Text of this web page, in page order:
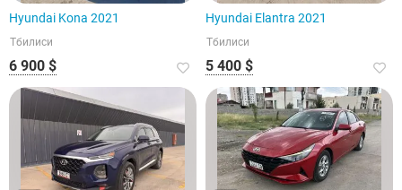
Hyundai Kona 2021
Тбилиси
6 900 $
Hyundai Elantra 2021
Тбилиси
5 400 $